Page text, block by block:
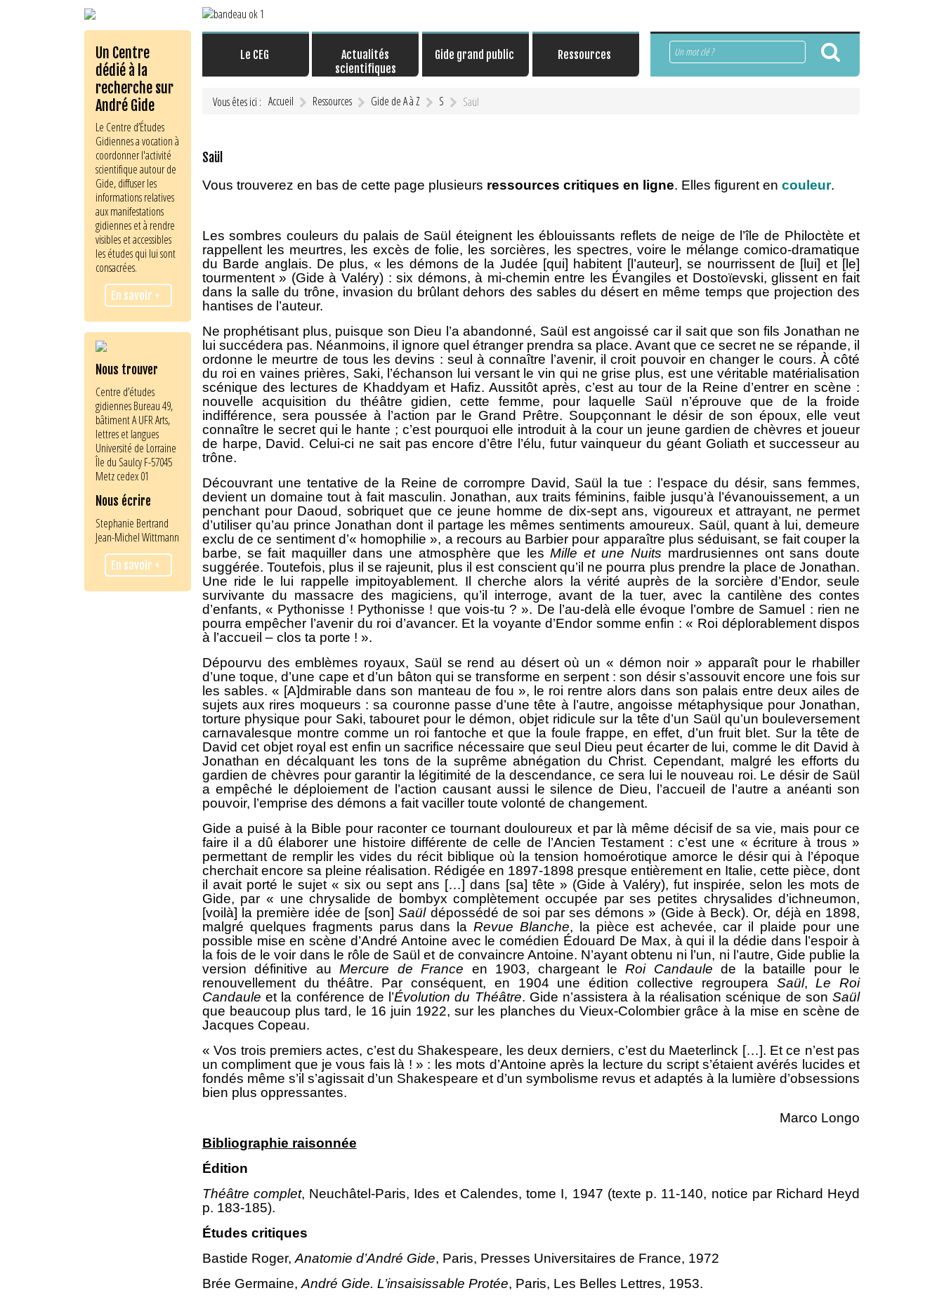
Un Centre
dédié à la
recherche sur
André Gide
Le Centre d’Études
Gidiennes a vocation à
coordonner l'activité
scientifique autour de
Gide, diffuser les
informations relatives
aux manifestations
gidiennes et à rendre
visibles et accessibles
les études qui lui sont
consacrées.
En savoir +
Nous trouver
Centre d’études
gidiennes Bureau 49,
bâtiment A UFR Arts,
lettres et langues
Université de Lorraine
Île du Saulcy F-57045
Metz cedex 01
Nous écrire
Stephanie Bertrand
Jean-Michel Wittmann
En savoir +
Le CEG
Actualités
scientifiques
Gide grand public Ressources
Rechercher
Vous êtes ici : Accueil Ressources Gide de A à Z S Saül
Saül
Vous trouverez en bas de cette page plusieurs ressources critiques en ligne. Elles figurent en couleur.
Les sombres couleurs du palais de Saül éteignent les éblouissants reflets de neige de l’île de Philoctète et
rappellent les meurtres, les excès de folie, les sorcières, les spectres, voire le mélange comico-dramatique
du Barde anglais. De plus, « les démons de la Judée [qui] habitent [l’auteur], se nourrissent de [lui] et [le]
tourmentent » (Gide à Valéry) : six démons, à mi-chemin entre les Évangiles et Dostoïevski, glissent en fait
dans la salle du trône, invasion du brûlant dehors des sables du désert en même temps que projection des
hantises de l’auteur.
Ne prophétisant plus, puisque son Dieu l’a abandonné, Saül est angoissé car il sait que son fils Jonathan ne
lui succédera pas. Néanmoins, il ignore quel étranger prendra sa place. Avant que ce secret ne se répande, il
ordonne le meurtre de tous les devins : seul à connaître l’avenir, il croit pouvoir en changer le cours. À côté
du roi en vaines prières, Saki, l’échanson lui versant le vin qui ne grise plus, est une véritable matérialisation
scénique des lectures de Khaddyam et Hafiz. Aussitôt après, c’est au tour de la Reine d’entrer en scène :
nouvelle acquisition du théâtre gidien, cette femme, pour laquelle Saül n’éprouve que de la froide
indifférence, sera poussée à l’action par le Grand Prêtre. Soupçonnant le désir de son époux, elle veut
connaître le secret qui le hante ; c’est pourquoi elle introduit à la cour un jeune gardien de chèvres et joueur
de harpe, David. Celui-ci ne sait pas encore d’être l’élu, futur vainqueur du géant Goliath et successeur au
trône.
Découvrant une tentative de la Reine de corrompre David, Saül la tue : l’espace du désir, sans femmes,
devient un domaine tout à fait masculin. Jonathan, aux traits féminins, faible jusqu’à l’évanouissement, a un
penchant pour Daoud, sobriquet que ce jeune homme de dix-sept ans, vigoureux et attrayant, ne permet
d’utiliser qu’au prince Jonathan dont il partage les mêmes sentiments amoureux. Saül, quant à lui, demeure
exclu de ce sentiment d’« homophilie », a recours au Barbier pour apparaître plus séduisant, se fait couper la
barbe, se fait maquiller dans une atmosphère que lesMille et une Nuits mardrusiennes ont sans doute
suggérée. Toutefois, plus il se rajeunit, plus il est conscient qu’il ne pourra plus prendre la place de Jonathan.
Une ride le lui rappelle impitoyablement. Il cherche alors la vérité auprès de la sorcière d’Endor, seule
survivante du massacre des magiciens, qu’il interroge, avant de la tuer, avec la cantilène des contes
d’enfants, « Pythonisse ! Pythonisse ! que vois-tu ? ». De l’au-delà elle évoque l’ombre de Samuel : rien ne
pourra empêcher l’avenir du roi d’avancer. Et la voyante d’Endor somme enfin : « Roi déplorablement dispos
à l’accueil – clos ta porte ! ».
Dépourvu des emblèmes royaux, Saül se rend au désert où un « démon noir » apparaît pour le rhabiller
d’une toque, d’une cape et d’un bâton qui se transforme en serpent : son désir s’assouvit encore une fois sur
les sables. « [A]dmirable dans son manteau de fou », le roi rentre alors dans son palais entre deux ailes de
sujets aux rires moqueurs : sa couronne passe d’une tête à l’autre, angoisse métaphysique pour Jonathan,
torture physique pour Saki, tabouret pour le démon, objet ridicule sur la tête d’un Saül qu’un bouleversement
carnavalesque montre comme un roi fantoche et que la foule frappe, en effet, d’un fruit blet. Sur la tête de
David cet objet royal est enfin un sacrifice nécessaire que seul Dieu peut écarter de lui, comme le dit David à
Jonathan en décalquant les tons de la suprême abnégation du Christ. Cependant, malgré les efforts du
gardien de chèvres pour garantir la légitimité de la descendance, ce sera lui le nouveau roi. Le désir de Saül
a empêché le déploiement de l’action causant aussi le silence de Dieu, l’accueil de l’autre a anéanti son
pouvoir, l’emprise des démons a fait vaciller toute volonté de changement.
Gide a puisé à la Bible pour raconter ce tournant douloureux et par là même décisif de sa vie, mais pour ce
faire il a dû élaborer une histoire différente de celle de l’Ancien Testament : c’est une « écriture à trous »
permettant de remplir les vides du récit biblique où la tension homoérotique amorce le désir qui à l’époque
cherchait encore sa pleine réalisation. Rédigée en 1897-1898 presque entièrement en Italie, cette pièce, dont
il avait porté le sujet « six ou sept ans […] dans [sa] tête » (Gide à Valéry), fut inspirée, selon les mots de
Gide, par « une chrysalide de bombyx complètement occupée par ses petites chrysalides d’ichneumon,
[voilà] la première idée de [son]Saüldépossédé de soi par ses démons » (Gide à Beck). Or, déjà en 1898,
malgré quelques fragments parus dans la Revue Blanche, la pièce est achevée, car il plaide pour une
possible mise en scène d’André Antoine avec le comédien Édouard De Max, à qui il la dédie dans l’espoir à
la fois de le voir dans le rôle de Saül et de convaincre Antoine. N’ayant obtenu ni l’un, ni l’autre, Gide publie la
version définitive auMercure de France en 1903, chargeant leRoi Candaule de la bataille pour le
renouvellement du théâtre. Par conséquent, en 1904 une édition collective regroupera Saül,Le Roi
Candaule et la conférence de l’Évolution du Théâtre. Gide n’assistera à la réalisation scénique de sonSaül
que beaucoup plus tard, le 16 juin 1922, sur les planches du Vieux-Colombier grâce à la mise en scène de
Jacques Copeau.
« Vos trois premiers actes, c’est du Shakespeare, les deux derniers, c’est du Maeterlinck […]. Et ce n’est pas
un compliment que je vous fais là ! » : les mots d’Antoine après la lecture du script s’étaient avérés lucides et
fondés même s’il s’agissait d’un Shakespeare et d’un symbolisme revus et adaptés à la lumière d’obsessions
bien plus oppressantes.
Marco Longo
Bibliographie raisonnée
Édition
Théâtre complet, Neuchâtel-Paris, Ides et Calendes, tome I, 1947 (texte p. 11-140, notice par Richard Heyd
p. 183-185).
Études critiques
Bastide Roger, Anatomie d’André Gide, Paris, Presses Universitaires de France, 1972
Brée Germaine, André Gide. L’insaisissable Protée, Paris, Les Belles Lettres, 1953.